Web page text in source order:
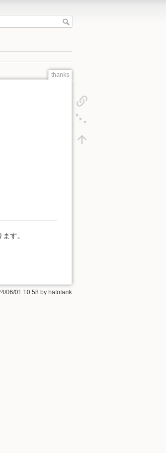
thanks
す。
06/01 10:58 by hatotank